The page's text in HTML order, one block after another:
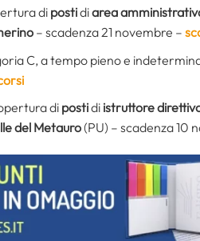
dipostidiarea
– scadenza 21 novembre –
C, a tempo pieno e
dipostidi istruttore
del Metauro(PU) – scadenza 10